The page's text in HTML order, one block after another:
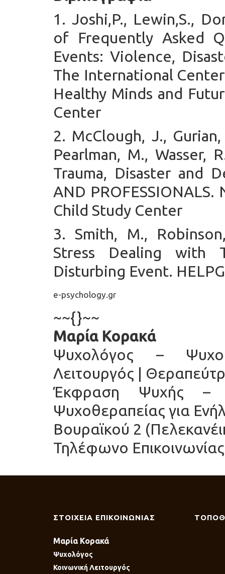
1.Joshi,P., Lewin,S.,
of Frequently Asked
Events: Violence,
The International
Healthy Minds and
Center
2. McClough, J.,
Pearlman, M.,
Trauma, Disaster and
AND
Child Study Center
3. Smith, Μ.,
Stress Dealing with
Disturbing Event.
e-psychology.gr
~~{}~~
Μαρία Κορακά
Ψυχολόγος –
Λειτουργός |
Έκφραση Ψυχής –
Ψυχοθεραπείας για
Βουραϊκού 2
Τηλέφωνο
ΣΤΟΙΧΕΙΑ ΕΠΙΚΟΙΝΩΝΙΑΣ
Μαρία Κορακά
Ψυχολόγος
Κοινωνική Λειτουργός